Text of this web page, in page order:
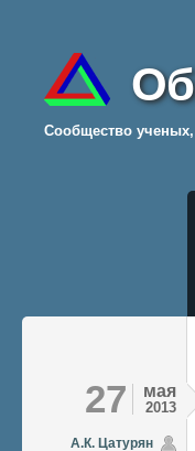
Cообщество
27 мая
2013
А.К. Цатурян